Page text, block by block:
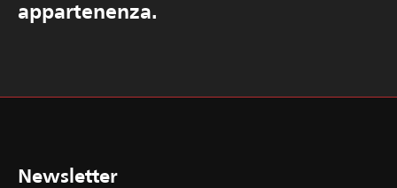
appartenenza.
Newsletter